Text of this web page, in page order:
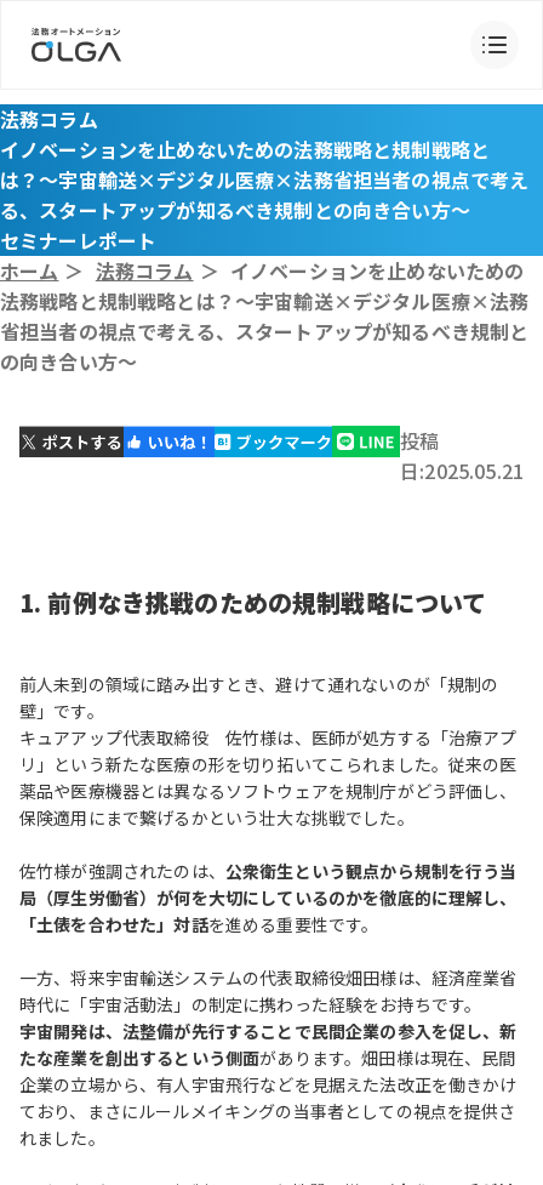
法務コラム
イノベーションを止めないための法務戦略と規制戦略と
は？〜宇宙輸送×デジタル医療×法務省担当者の視点で考え
る、スタートアップが知るべき規制との向き合い方〜
セミナーレポート
ホーム ＞ 法務コラム ＞ イノベーションを止めないための
法務戦略と規制戦略とは？〜宇宙輸送×デジタル医療×法務
省担当者の視点で考える、スタートアップが知るべき規制と
の向き合い方〜
投稿
日:2025.05.21
1. 前例なき挑戦のための規制戦略について
前人未到の領域に踏み出すとき、避けて通れないのが「規制の
壁」です。
キュアアップ代表取締役 佐竹様は、医師が処方する「治療アプ
リ」という新たな医療の形を切り拓いてこられました。従来の医
薬品や医療機器とは異なるソフトウェアを規制庁がどう評価し、
保険適用にまで繋げるかという壮大な挑戦でした。
佐竹様が強調されたのは、 公衆衛生という観点から規制を行う当
局（厚生労働省）が何を大切にしているのかを徹底的に理解し、
「土俵を合わせた」対話を進める重要性です。
一方、将来宇宙輸送システムの代表取締役畑田様は、経済産業省
時代に「宇宙活動法」の制定に携わった経験をお持ちです。
宇宙開発は、法整備が先行することで民間企業の参入を促し、新
たな産業を創出するという側面があります。畑田様は現在、民間
企業の立場から、有人宇宙飛行などを見据えた法改正を働きかけ
ており、まさにルールメイキングの当事者としての視点を提供さ
れました。